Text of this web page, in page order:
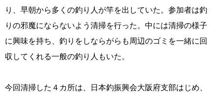
り、早朝から多くの釣り人が竿を出していた。参加者は釣
りの邪魔にならないよう清掃を行った。中には清掃の様子
に興味を持ち、釣りをしならがらも周辺のゴミを一緒に回
収してくれる一般の釣り人もいた。
今回清掃した４カ所は、日本釣振興会大阪府支部はじめ、